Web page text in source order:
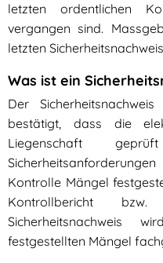
letzten ordentlichen
vergangen sind.
letzten
Was ist ein
Der
bestätigt, dass die
Liegenschaft
Kontrolle Mängel
Kontrollbericht
Sicherheitsnachweis
festgestellten Mängel